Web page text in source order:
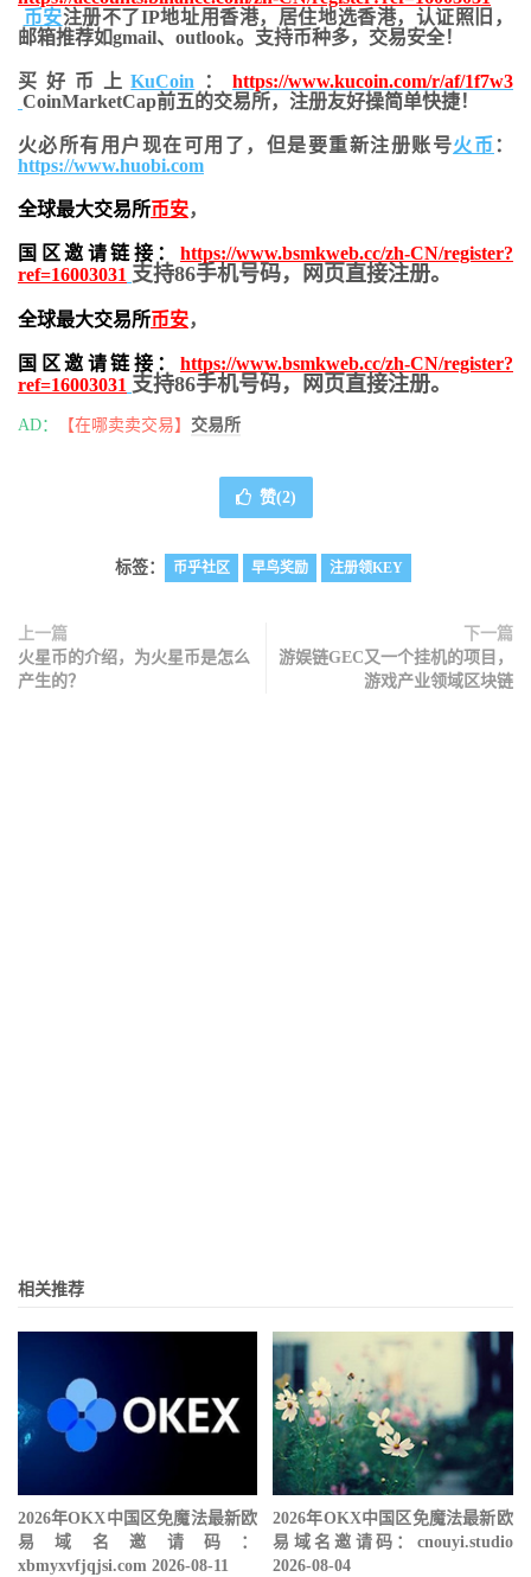
币安注册不了IP地址用香港，居住地选香港，认证照旧，
邮箱推荐如gmail、outlook。支持币种多，交易安全！
买好币上KuCoin ：https://www.kucoin.com/r/af/1f7w3
CoinMarketCap前五的交易所，注册友好操简单快捷！
火必所有用户现在可用了，但是要重新注册账号火币 ：
https://www.huobi.com
全球最大交易所币安，
国区邀请链接： https://www.bsmkweb.cc/zh-CN/register?
ref=16003031 支持86手机号码，网页直接注册。
全球最大交易所币安，
国区邀请链接： https://www.bsmkweb.cc/zh-CN/register?
ref=16003031 支持86手机号码，网页直接注册。
AD： 【在哪卖卖交易】 交易所
赞(2)
标签： 币乎社区 早鸟奖励 注册领KEY
上一篇
火星币的介绍，为火星币是怎么
产生的？
下一篇
游娱链GEC又一个挂机的项目，
游戏产业领域区块链
相关推荐
2026年OKX中国区免魔法最新欧
易域名邀请码：
xbmyxvfjqjsi.com 2026-08-11
2026年OKX中国区免魔法最新欧
易域名邀请码：cnouyi.studio
2026-08-04